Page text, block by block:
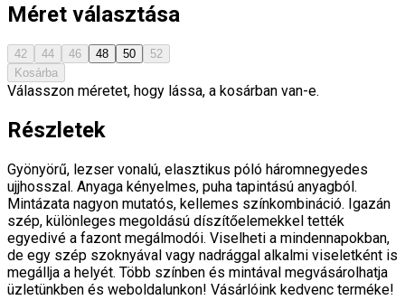
Méret választása
42 44 46 48 50
52
Kosárba
Válasszon méretet, hogy lássa, a kosárban van-e.
Részletek
Gyönyörű, lezser vonalú, elasztikus póló háromnegyedes
ujjhosszal. Anyaga kényelmes, puha tapintású anyagból.
Mintázata nagyon mutatós, kellemes színkombináció. Igazán
szép, különleges megoldású díszítőelemekkel tették
egyedivé a fazont megálmodói. Viselheti a mindennapokban,
de egy szép szoknyával vagy nadrággal alkalmi viseletként is
megállja a helyét. Több színben és mintával megvásárolhatja
üzletünkben és weboldalunkon! Vásárlóink kedvenc terméke!